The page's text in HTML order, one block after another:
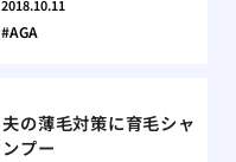
2018.10.11
AGA
夫の薄毛対策に育毛シャ
ンプー